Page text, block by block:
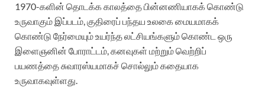
1970-களின் தொடக்க காலத்தை பின்னணியாகக் கொண்டு
உருவாகும் இப்படம், குதிரைப் பந்தய உலகை மையமாகக்
கொண்டு நேர்மையும் உயர்ந்த லட்சியங்களும் கொண்ட ஒரு
இளைஞனின் போராட்டம், கனவுகள் மற்றும் வெற்றிப்
பயணத்தை சுவாரஸ்யமாகச் சொல்லும் கதையாக
உருவாகவுள்ளது.